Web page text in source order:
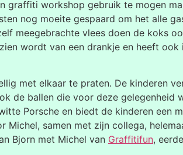
graffiti workshop gebruik te mogen
nog moeite gespaard om het alle
meegebrachte vlees doen de koks
wordt van een drankje en heeft
met elkaar te praten. De kinderen
de ballen die voor deze gelegenheid
Porsche en biedt de kinderen een
samen met zijn collega,
Bjorn met Michel van Graffitifun,